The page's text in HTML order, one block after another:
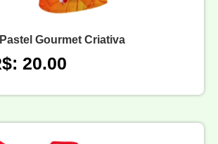
Gourmet Criativa
20.00